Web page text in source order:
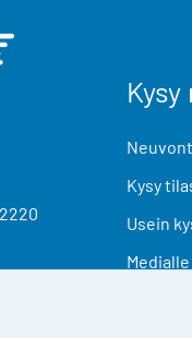
Kysy
Usein
Medialle